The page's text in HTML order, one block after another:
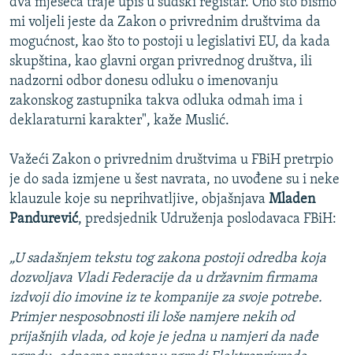
dva mjeseca traje upis u sudski registar. Ono što bismo
mi voljeli jeste da Zakon o privrednim društvima da
mogućnost, kao što to postoji u legislativi EU, da kada
skupština, kao glavni organ privrednog društva, ili
nadzorni odbor donesu odluku o imenovanju
zakonskog zastupnika takva odluka odmah ima i
deklaraturni karakter", kaže Muslić.
Važeći Zakon o privrednim društvima u FBiH pretrpio
je do sada izmjene u šest navrata, no uvođene su i neke
klauzule koje su neprihvatljive, objašnjava Mladen
Pandurević, predsjednik Udruženja poslodavaca FBiH:
„U sadašnjem tekstu tog zakona postoji odredba koja
dozvoljava Vladi Federacije da u državnim firmama
izdvoji dio imovine iz te kompanije za svoje potrebe.
Primjer nesposobnosti ili loše namjere nekih od
prijašnjih vlada, od koje je jedna u namjeri da nađe